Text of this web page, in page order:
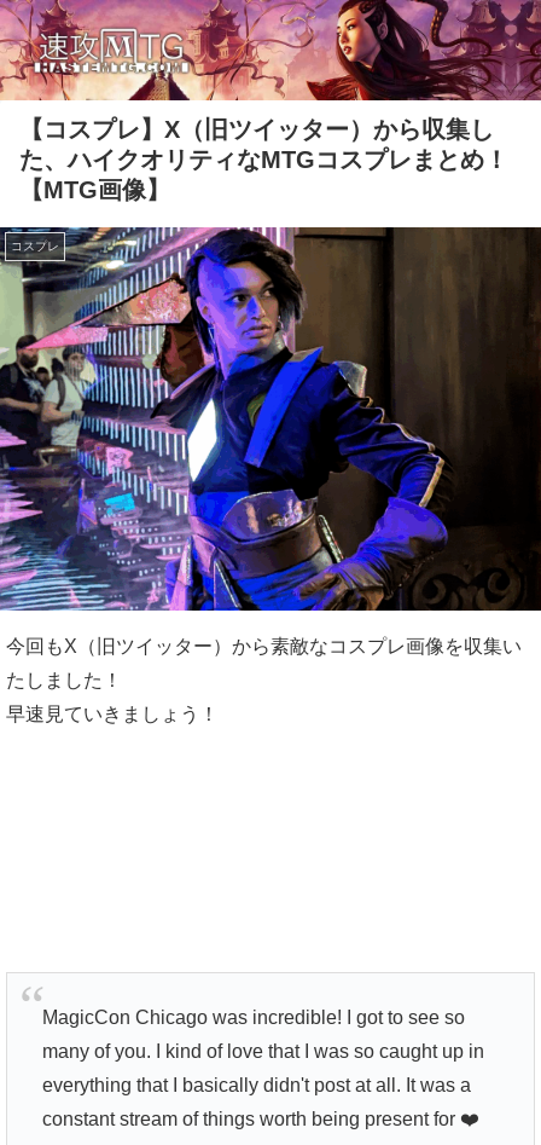
【コスプレ】X（旧ツイッター）から収集し
た、ハイクオリティなMTGコスプレまとめ！
【MTG画像】
コスプレ
今回もX（旧ツイッター）から素敵なコスプレ画像を収集い
たしました！
早速見ていきましょう！
MagicCon Chicago was incredible! I got to see so
many of you. I kind of love that I was so caught up in
everything that I basically didn't post at all. It was a
constant stream of things worth being present for ❤️